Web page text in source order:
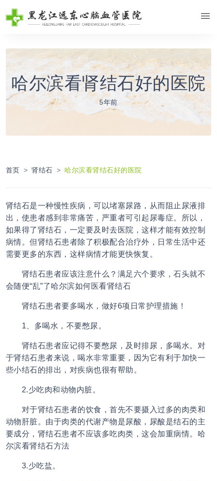
哈尔滨看肾结石好的医院
5年前
首页 肾结石 哈尔滨看肾结石好的医院
肾结石是一种慢性疾病，可以堵塞尿路，从而阻止尿液排
出，使患者感到非常痛苦，严重者可引起尿毒症。所以，
如果得了肾结石，一定要及时去医院，这样才能有效控制
病情。但肾结石患者除了积极配合治疗外，日常生活中还
需要更多的东西，这样病情才能更快恢复。
肾结石患者应该注意什么？满足六个要求，石头就不
会随便“乱”了哈尔滨如何医看肾结石
肾结石患者要多喝水，做好6项日常护理措施！
1、多喝水，不要憋尿。
肾结石患者应记得不要憋尿，及时排尿，多喝水。对
于肾结石患者来说，喝水非常重要，因为它有利于加快一
些小结石的排出，对疾病也很有帮助。
2.少吃肉和动物内脏。
对于肾结石患者的饮食，首先不要摄入过多的肉类和
动物肝脏。由于肉类的代谢产物是尿酸，尿酸是结石的主
要成分，肾结石患者不应该多吃肉类，这会加重病情。哈
尔滨看肾结石方法
3.少吃盐。